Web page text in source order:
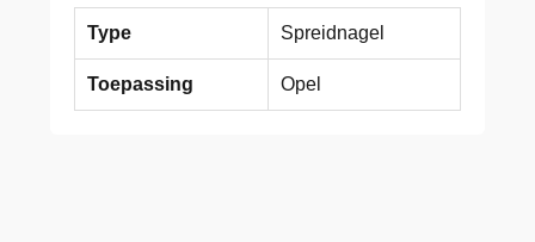
Type Spreidnagel
Toepassing Opel